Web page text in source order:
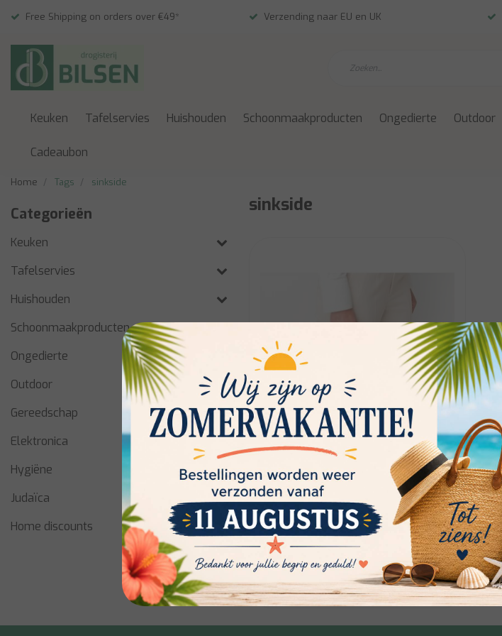
Free Shipping on orders over €49* Verzending naar EU en UK
Keuken Tafelservies Huishouden Schoonmaakproducten Ongedierte Outdoor
Cadeaubon
Home Tags sinkside
Categorieën
Keuken
Tafelservies
Huishouden
Schoonmaakproducten
Ongedierte
Outdoor
Gereedschap
Elektronica
Hygiëne
Judaïca
Home discounts
sinkside
Brabantia
Schoonmaakset SinkSide – 8-
delig, Donkergrijs
€24,95 Bekijken